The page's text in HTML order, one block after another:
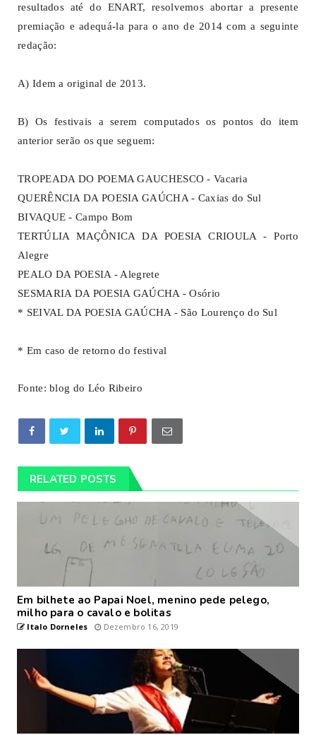
resultados até do ENART, resolvemos abortar a presente
premiação e adequá-la para o ano de 2014 com a seguinte
redação:
A) Idem a original de 2013.
B) Os festivais a serem computados os pontos do item
anterior serão os que seguem:
TROPEADA DO POEMA GAUCHESCO - Vacaria
QUERÊNCIA DA POESIA GAÚCHA - Caxias do Sul
BIVAQUE - Campo Bom
TERTÚLIA MAÇÔNICA DA POESIA CRIOULA - Porto
Alegre
PEALO DA POESIA - Alegrete
SESMARIA DA POESIA GAÚCHA - Osório
* SEIVAL DA POESIA GAÚCHA - São Lourenço do Sul
* Em caso de retorno do festival
Fonte: blog do Léo Ribeiro
RELATED POSTS
Em bilhete ao Papai Noel, menino pede pelego,
milho para o cavalo e bolitas
Italo Dorneles Dezembro 16, 2019